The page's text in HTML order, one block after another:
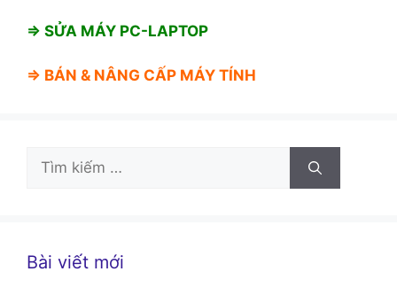
⇒ SỬA MÁY PC-LAPTOP
⇒ BÁN & NÂNG CẤP MÁY TÍNH
Tìm
Bài viết mới